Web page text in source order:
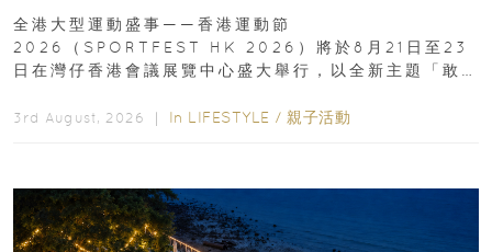
動、街舞比賽＋逾百運動品牌展覽
全港大型運動盛事——香港運動節
2026（SPORTFEST HK 2026）將於8月21日至23
日在灣仔香港會議展覽中心盛大舉行，以全新主題「敢
3rd August, 2026 ｜ In LIFESTYLE / 親子活動